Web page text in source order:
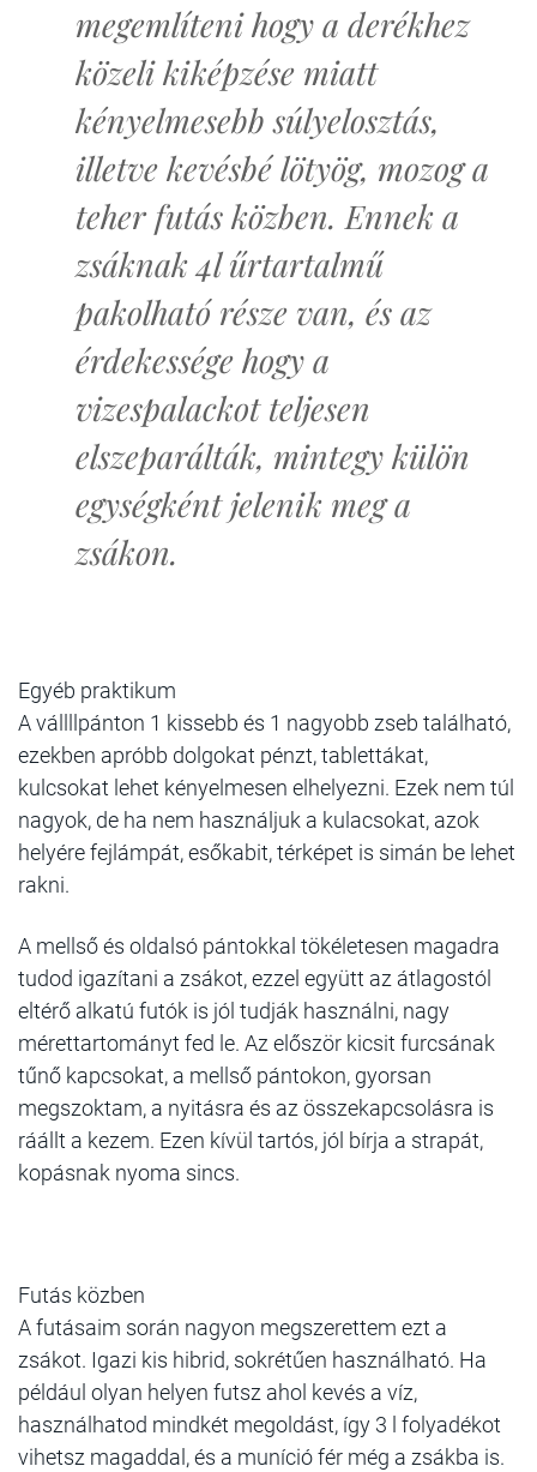
megemlíteni hogy a derékhez
közeli kiképzése miatt
kényelmesebb súlyelosztás,
illetve kevésbé lötyög, mozog a
teher futás közben. Ennek a
zsáknak 4l űrtartalmű
pakolható része van, és az
érdekessége hogy a
vizespalackot teljesen
elszeparálták, mintegy külön
egységként jelenik meg a
zsákon.
Egyéb praktikum
A vállllpánton 1 kissebb és 1 nagyobb zseb található,
ezekben apróbb dolgokat pénzt, tablettákat,
kulcsokat lehet kényelmesen elhelyezni. Ezek nem túl
nagyok, de ha nem használjuk a kulacsokat, azok
helyére fejlámpát, esőkabit, térképet is simán be lehet
rakni.
A mellső és oldalsó pántokkal tökéletesen magadra
tudod igazítani a zsákot, ezzel együtt az átlagostól
eltérő alkatú futók is jól tudják használni, nagy
mérettartományt fed le. Az először kicsit furcsának
tűnő kapcsokat, a mellső pántokon, gyorsan
megszoktam, a nyitásra és az összekapcsolásra is
ráállt a kezem. Ezen kívül tartós, jól bírja a strapát,
kopásnak nyoma sincs.
Futás közben
A futásaim során nagyon megszerettem ezt a
zsákot. Igazi kis hibrid, sokrétűen használható. Ha
például olyan helyen futsz ahol kevés a víz,
használhatod mindkét megoldást, így 3 l folyadékot
vihetsz magaddal, és a muníció fér még a zsákba is.